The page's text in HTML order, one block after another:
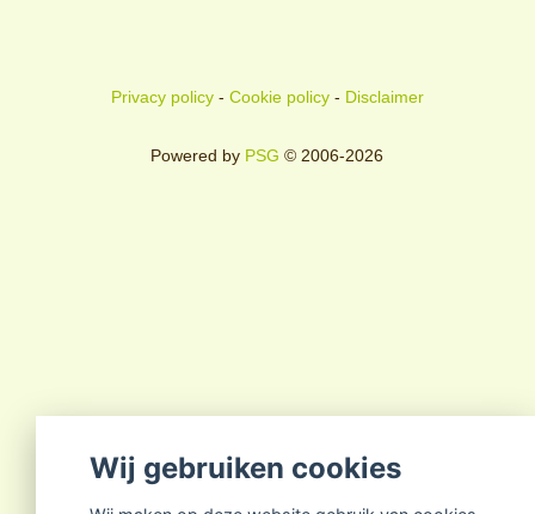
Privacy policy- Cookie policy- Disclaimer
Powered by PSG © 2006-2026
Wij gebruiken cookies